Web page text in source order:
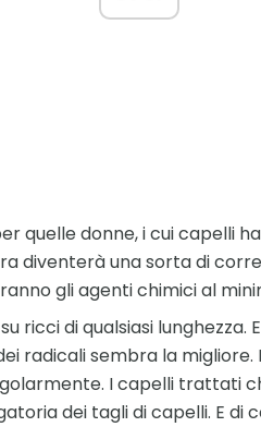
quelle donne, i cui capelli
diventerà una sorta di
gli agenti chimici al
ricci di qualsiasi
radicali sembra la
I capelli trattati
dei tagli di capelli. E di